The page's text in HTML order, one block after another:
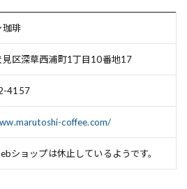
珈琲
見区深草西浦町1丁目10番地17
4157
coffee.com/
ショップは休止しているようです。